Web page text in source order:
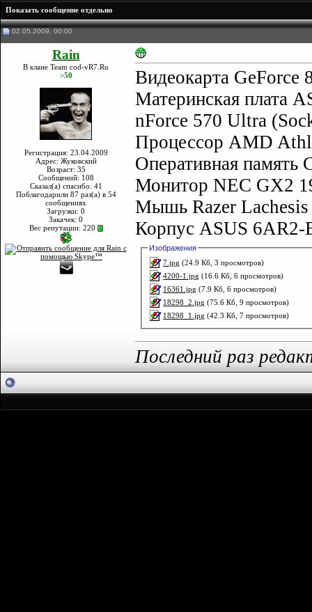
Показать сообщение отдельно
02.05.2009, 00:00
Rain
В клане Team cod-vR7.Ru
>50
Регистрация: 23.04.2009
Адрес: Жуковский
Возраст: 35
Сообщений: 108
Сказал(а) спасибо: 41
Поблагодарили 87 раз(а) в 54
сообщениях
Загрузки: 0
Закачек: 0
Вес репутации: 220
Видеокарта
Материнская плата
nForce 570 Ultra
Процессор AMD
Оперативная
Монитор NEC GX2
Мышь Razer Lachesis
Корпус ASUS
Изображения
7.jpg (24.9 Кб, 3 просмотров)
4200-1.jpg (16.6 Кб, 6 просмотров)
16361.jpg (7.9 Кб, 6 просмотров)
18298_2.jpg (75.6 Кб, 9 просмотров)
18298_1.jpg (42.3 Кб, 7 просмотров)
Последний раз